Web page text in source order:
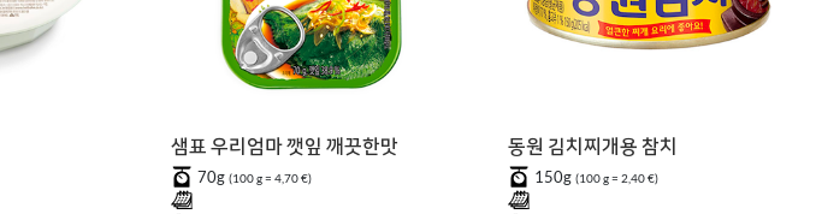
샘표 우리엄마 깻잎 깨끗한맛
70g (100 g = 4,70 €)
동원 김치찌개용 참치
150g (100 g = 2,40 €)